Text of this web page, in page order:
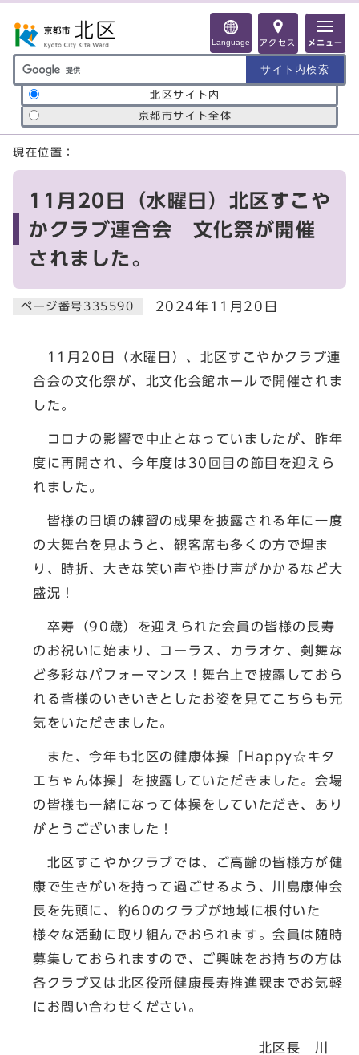
Language アクセス メニュー
サイト内検索の範囲
北区サイト内
京都市サイト全体
ここから本文です
現在位置：
11月20日（水曜日）北区すこや
かクラブ連合会 文化祭が開催
されました。
ページ番号335590 2024年11月20日
11月20日（水曜日）、北区すこやかクラブ連
合会の文化祭が、北文化会館ホールで開催されま
した。
コロナの影響で中止となっていましたが、昨年
度に再開され、今年度は30回目の節目を迎えら
れました。
皆様の日頃の練習の成果を披露される年に一度
の大舞台を見ようと、観客席も多くの方で埋ま
り、時折、大きな笑い声や掛け声がかかるなど大
盛況！
卒寿（90歳）を迎えられた会員の皆様の長寿
のお祝いに始まり、コーラス、カラオケ、剣舞な
ど多彩なパフォーマンス！舞台上で披露しておら
れる皆様のいきいきとしたお姿を見てこちらも元
気をいただきました。
また、今年も北区の健康体操「Happy☆キタ
エちゃん体操」を披露していただきました。会場
の皆様も一緒になって体操をしていただき、あり
がとうございました！
北区すこやかクラブでは、ご高齢の皆様方が健
康で生きがいを持って過ごせるよう、川島康伸会
長を先頭に、約60のクラブが地域に根付いた
様々な活動に取り組んでおられます。会員は随時
募集しておられますので、ご興味をお持ちの方は
各クラブ又は北区役所健康長寿推進課までお気軽
にお問い合わせください。
北区長 川